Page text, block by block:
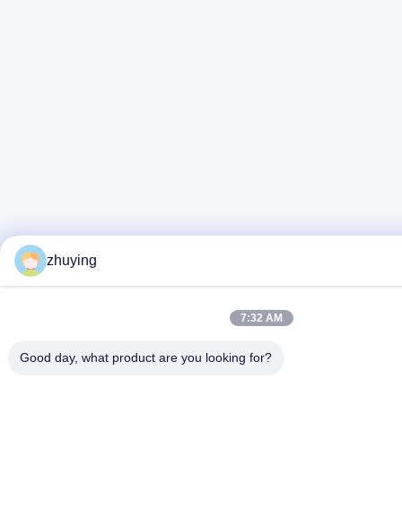
zhuying
7:32 AM
Good day, what product are you looking for?